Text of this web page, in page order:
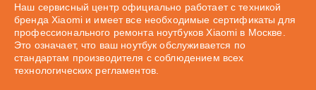
Наш сервисный центр официально работает с техникой
бренда Xiaomi и имеет все необходимые сертификаты для
профессионального ремонта ноутбуков Xiaomi в Москве.
Это означает, что ваш ноутбук обслуживается по
стандартам производителя с соблюдением всех
технологических регламентов.